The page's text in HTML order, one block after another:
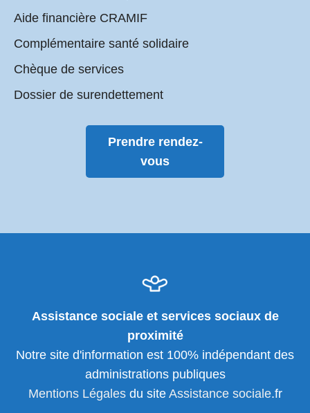
Aide financière CRAMIF
Complémentaire santé solidaire
Chèque de services
Dossier de surendettement
Prendre rendez-
vous
Assistance sociale et services sociaux de
proximité
Notre site d'information est 100% indépendant des
administrations publiques
Mentions Légalesdu site Assistance sociale.fr